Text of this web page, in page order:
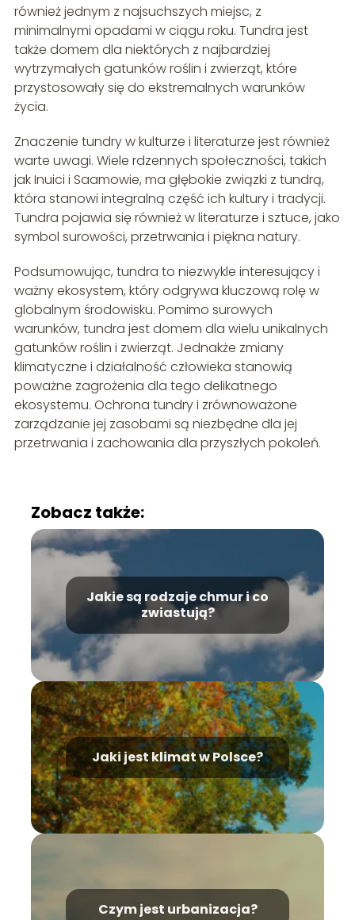
również jednym z najsuchszych miejsc, z
minimalnymi opadami w ciągu roku. Tundra jest
także domem dla niektórych z najbardziej
wytrzymałych gatunków roślin i zwierząt, które
przystosowały się do ekstremalnych warunków
życia.
Znaczenie tundry w kulturze i literaturze jest również
warte uwagi. Wiele rdzennych społeczności, takich
jak Inuici i Saamowie, ma głębokie związki z tundrą,
która stanowi integralną część ich kultury i tradycji.
Tundra pojawia się również w literaturze i sztuce, jako
symbol surowości, przetrwania i piękna natury.
Podsumowując, tundra to niezwykle interesujący i
ważny ekosystem, który odgrywa kluczową rolę w
globalnym środowisku. Pomimo surowych
warunków, tundra jest domem dla wielu unikalnych
gatunków roślin i zwierząt. Jednakże zmiany
klimatyczne i działalność człowieka stanowią
poważne zagrożenia dla tego delikatnego
ekosystemu. Ochrona tundry i zrównoważone
zarządzanie jej zasobami są niezbędne dla jej
przetrwania i zachowania dla przyszłych pokoleń.
Zobacz także:
Jakie są rodzaje chmur i co
zwiastują?
Jaki jest klimat w Polsce?
Czym jest urbanizacja?